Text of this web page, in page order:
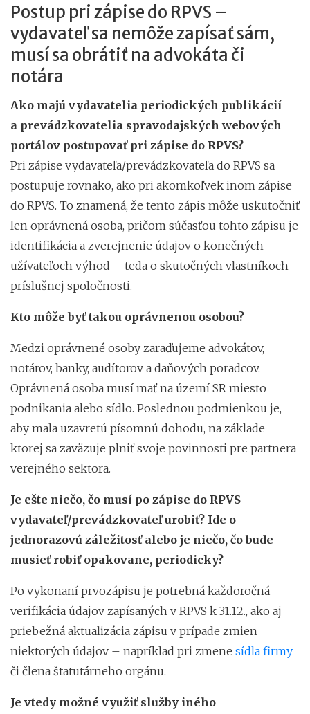
Postup pri zápise do RPVS –
vydavateľ sa nemôže zapísať sám,
musí sa obrátiť na advokáta či
notára
Ako majú vydavatelia periodických publikácií
a prevádzkovatelia spravodajských webových
portálov postupovať pri zápise do RPVS?
Pri zápise vydavateľa/prevádzkovateľa do RPVS sa
postupuje rovnako, ako pri akomkoľvek inom zápise
do RPVS. To znamená, že tento zápis môže uskutočniť
len oprávnená osoba, pričom súčasťou tohto zápisu je
identifikácia a zverejnenie údajov o konečných
užívateľoch výhod – teda o skutočných vlastníkoch
príslušnej spoločnosti.
Kto môže byť takou oprávnenou osobou?
Medzi oprávnené osoby zaraďujeme advokátov,
notárov, banky, audítorov a daňových poradcov.
Oprávnená osoba musí mať na území SR miesto
podnikania alebo sídlo. Poslednou podmienkou je,
aby mala uzavretú písomnú dohodu, na základe
ktorej sa zaväzuje plniť svoje povinnosti pre partnera
verejného sektora.
Je ešte niečo, čo musí po zápise do RPVS
vydavateľ/prevádzkovateľ urobiť? Ide o
jednorazovú záležitosť alebo je niečo, čo bude
musieť robiť opakovane, periodicky?
Po vykonaní prvozápisu je potrebná každoročná
verifikácia údajov zapísaných v RPVS k 31.12., ako aj
priebežná aktualizácia zápisu v prípade zmien
niektorých údajov – napríklad pri zmene sídla firmy
či člena štatutárneho orgánu.
Je vtedy možné využiť služby iného